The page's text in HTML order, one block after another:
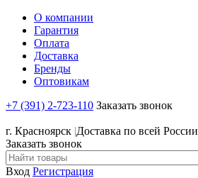
О компании
Гарантия
Оплата
Доставка
Бренды
Оптовикам
+7 (391) 2-723-110 Заказать звонок
г. Красноярск |Доставка по всей России
Заказать звонок
Вход Регистрация